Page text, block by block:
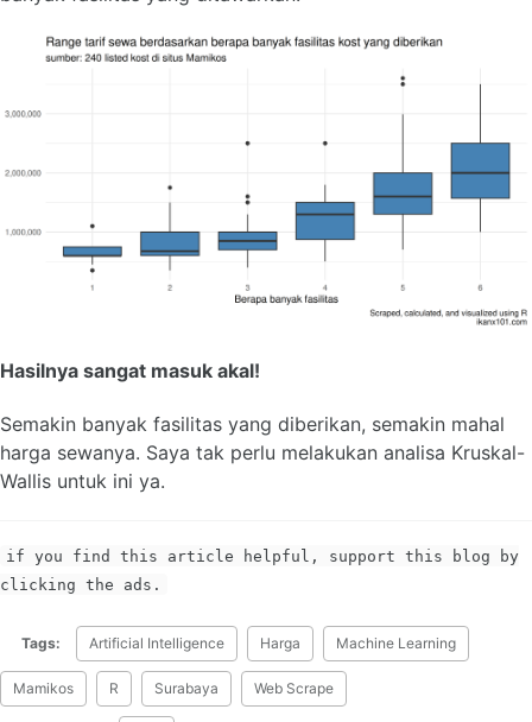
Hasilnya sangat masuk akal!
Semakin banyak fasilitas yang diberikan, semakin mahal
harga sewanya. Saya tak perlu melakukan analisa Kruskal-
Wallis untuk ini ya.
if you find this article helpful, support this blog by
clicking the ads.
Tags: Artificial Intelligence Harga Machine Learning
Mamikos R Surabaya Web Scrape